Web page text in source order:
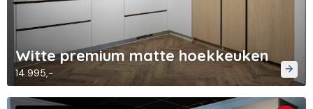
Witte premium matte hoekkeuken
14.995,-